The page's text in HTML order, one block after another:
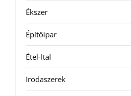
Ékszer
Építőipar
Étel-Ital
Irodaszerek